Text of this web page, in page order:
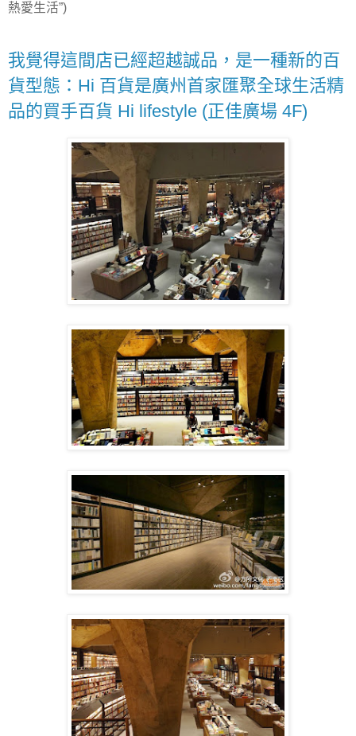
熱愛生活”)
我覺得這間店已經超越誠品，是一種新的百
貨型態：Hi 百貨是廣州首家匯聚全球生活精
品的買手百貨 Hi lifestyle (正佳廣場 4F)